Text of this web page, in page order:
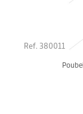
Ref. 380011